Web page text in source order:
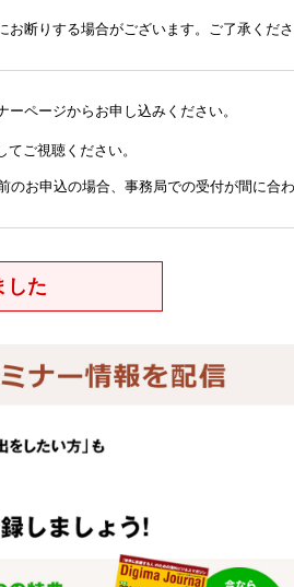
断りする場合がございます。ご了承くださ
ページからお申し込みください。
ご視聴ください。
お申込の場合、事務局での受付が間に合
した